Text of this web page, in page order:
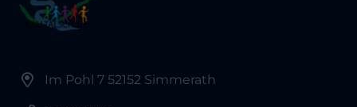
Im Pohl 7 52152 Simmerath